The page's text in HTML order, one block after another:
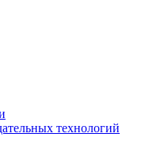
технологий